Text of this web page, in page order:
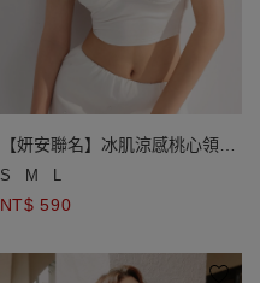
【妍安聯名】冰肌涼感桃心領扭
結細肩帶短版BRA TOP
S M L
NT$ 590